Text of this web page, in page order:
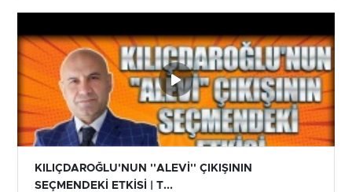
KILIÇDAROĞLU'NUN ''ALEVİ'' ÇIKIŞININ
SEÇMENDEKİ ETKİSİ | T...